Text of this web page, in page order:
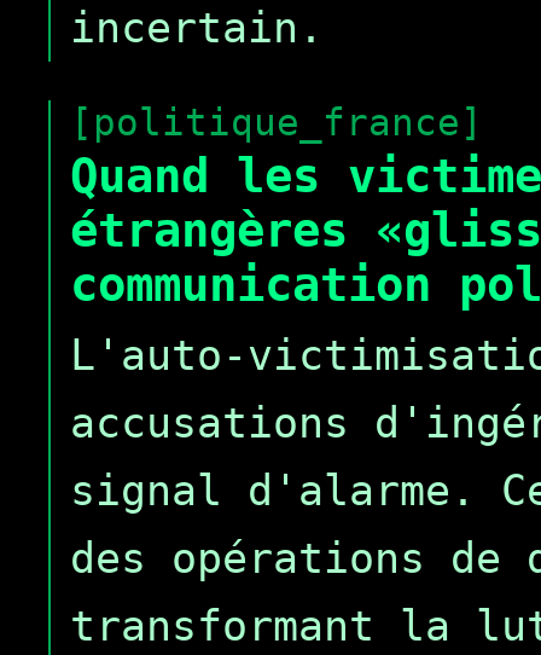
incertain.
[politique_france]
Quand les
étrangères
communication
L'auto-
accusations
signal d'alarme.
des opérations
transformant la